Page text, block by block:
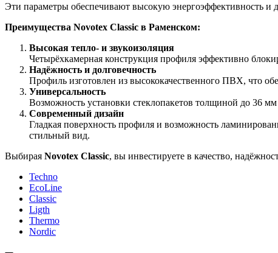
Эти параметры обеспечивают высокую энергоэффективность и
Преимущества Novotex Classic в Раменском:
Высокая тепло- и звукоизоляция
Четырёхкамерная конструкция профиля эффективно
Надёжность и долговечность
Профиль изготовлен из высококачественного ПВХ, что
Универсальность
Возможность установки стеклопакетов толщиной до 36
Современный дизайн
Гладкая поверхность профиля и возможность
стильный вид.
Выбирая Novotex Classic, вы инвестируете в качество,
Techno
EcoLine
Classic
Ligth
Thermo
Nordic